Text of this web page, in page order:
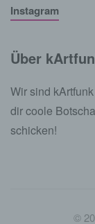
Instagram
Über
Wir sind
dir coole
schicken!
©